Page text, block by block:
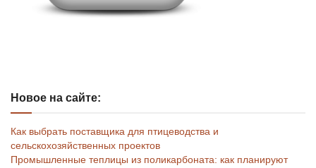
Новое на сайте:
Как выбрать поставщика для птицеводства и
сельскохозяйственных проектов
Промышленные теплицы из поликарбоната: как планируют